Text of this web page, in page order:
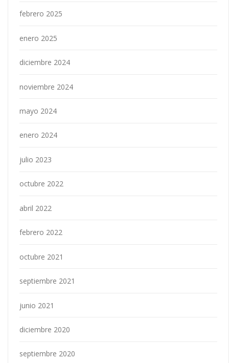
febrero 2025
enero 2025
diciembre 2024
noviembre 2024
mayo 2024
enero 2024
julio 2023
octubre 2022
abril 2022
febrero 2022
octubre 2021
septiembre 2021
junio 2021
diciembre 2020
septiembre 2020